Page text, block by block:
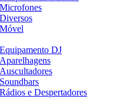
Microfones
Diversos
Móvel
Equipamento DJ
Aparelhagens
Auscultadores
Soundbars
Rádios e Despertadores